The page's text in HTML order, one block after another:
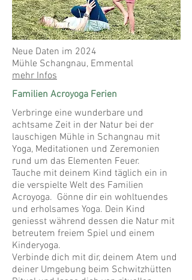
Neue Daten im 2024
Mühle Schangnau, Emmental
mehr Infos
Familien Acroyoga Ferien
Verbringe eine wunderbare und
achtsame Zeit in der Natur bei der
lauschigen Mühle in Schangnau mit
Yoga, Meditationen und Zeremonien
rund um das Elementen Feuer.
Tauche mit deinem Kind täglich ein in
die verspielte Welt des Familien
Acroyoga. Gönne dir ein wohltuendes
und erholsames Yoga. Dein Kind
geniesst während dessen die Natur mit
betreutem freiem Spiel und einem
Kinderyoga.
Verbinde dich mit dir, deinem Atem und
deiner Umgebung beim Schwitzhütten